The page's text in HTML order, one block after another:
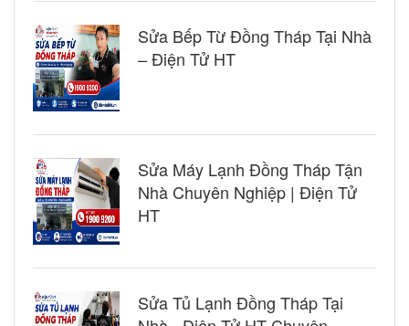
Sửa Bếp Từ Đồng Tháp Tại Nhà
– Điện Tử HT
Sửa Máy Lạnh Đồng Tháp Tận
Nhà Chuyên Nghiệp | Điện Tử
HT
Sửa Tủ Lạnh Đồng Tháp Tại